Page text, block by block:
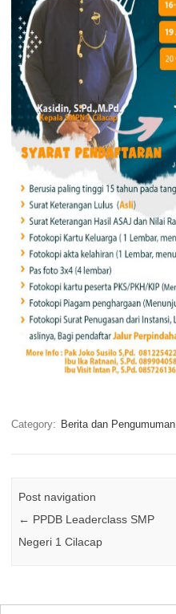
Category: Berita dan Pengumuman
Post navigation
← PPDB Leaderclass SMP
Negeri 1 Cilacap